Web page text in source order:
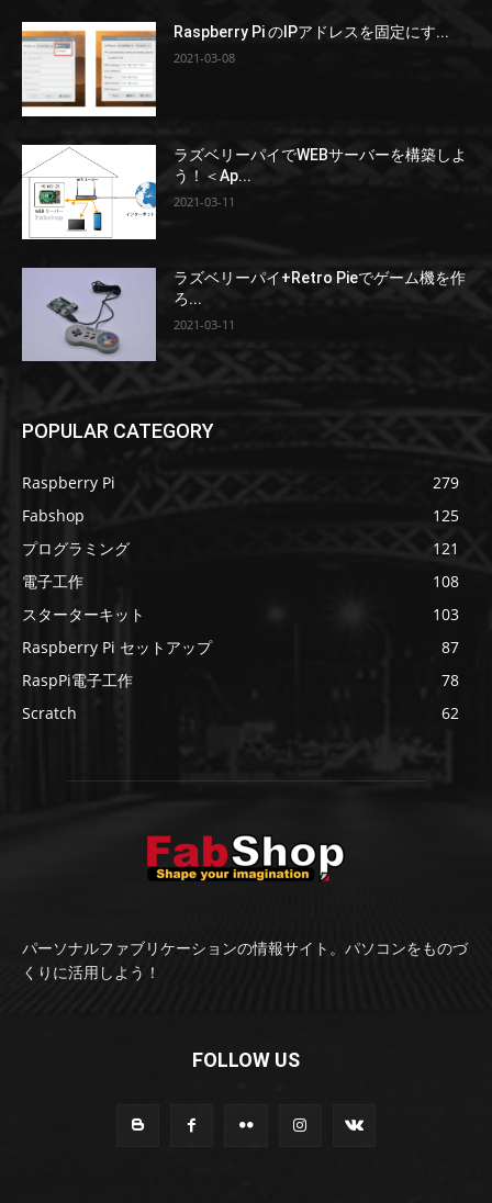
Raspberry Pi のIPアドレスを固定にす...
2021-03-08
ラズベリーパイでWEBサーバーを構築しよ
う！＜Ap...
2021-03-11
ラズベリーパイ+Retro Pieでゲーム機を作
ろ...
2021-03-11
POPULAR CATEGORY
Raspberry Pi
279
Fabshop
125
プログラミング
121
電子工作
108
スターターキット
103
Raspberry Pi セットアップ
87
RaspPi電子工作
78
Scratch
62
パーソナルファブリケーションの情報サイト。パソコンをものづ
くりに活用しよう！
FOLLOW US